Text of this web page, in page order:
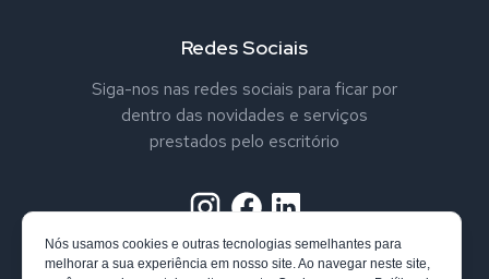
Redes Sociais
Siga-nos nas redes sociais para ficar por
dentro das novidades e serviços
prestados pelo escritório
Nós usamos cookies e outras tecnologias semelhantes para
melhorar a sua experiência em nosso site. Ao navegar neste site,